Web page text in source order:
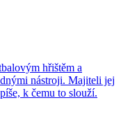
hřištěm a
nástroji. Majiteli jej
k čemu to slouží.